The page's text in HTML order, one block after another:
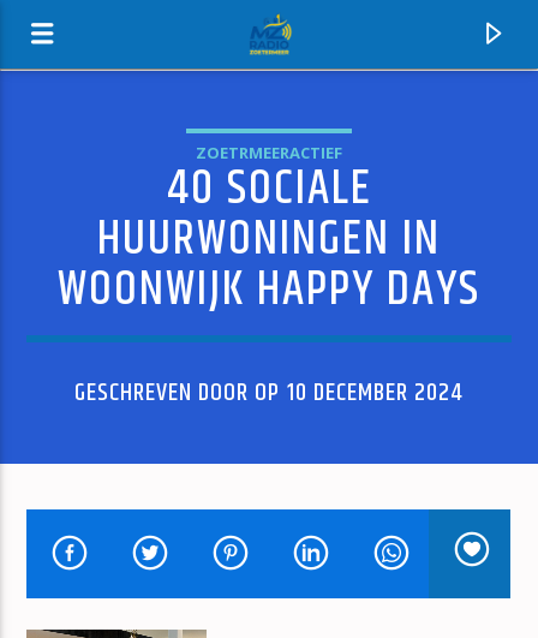
MZ-RADIO
HUIDIG NUMMER
BOUWVAL
ERIK-VERBOUW
ZOETRMEERACTIEF
40 SOCIALE
HUURWONINGEN IN
WOONWIJK HAPPY DAYS
GESCHREVEN DOOR OP 10 DECEMBER 2024